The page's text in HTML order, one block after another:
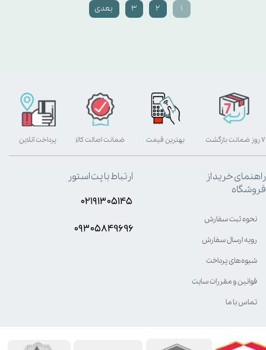
۱ ۲ ۳ بعدی
بهترین قیمت پرداخت آنلاین ۷ روز ضمانت بازگشت ضمانت اصالت کالا
راهنمای خرید از
فروشگاه
نحوه ثبت سفارش
رویه ارسال سفارش
شیوه‌های پرداخت
قوانین و مقررات سایت
تماس با ما
ارتباط با پت استور
۰۲۱۹۱۳۰۵۱۴۵
۰۹۳۰۵8۴9696